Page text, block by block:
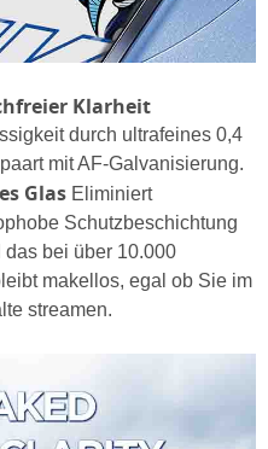
Klarheit
durch ultrafeines 0,4
mit AF-Galvanisierung.
Glas Eliminiert
Schutzbeschichtung
bei über 10.000
makellos, egal ob Sie im
streamen.